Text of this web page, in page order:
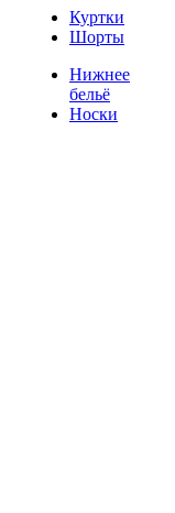
Куртки
Шорты
Нижнее
бельё
Носки